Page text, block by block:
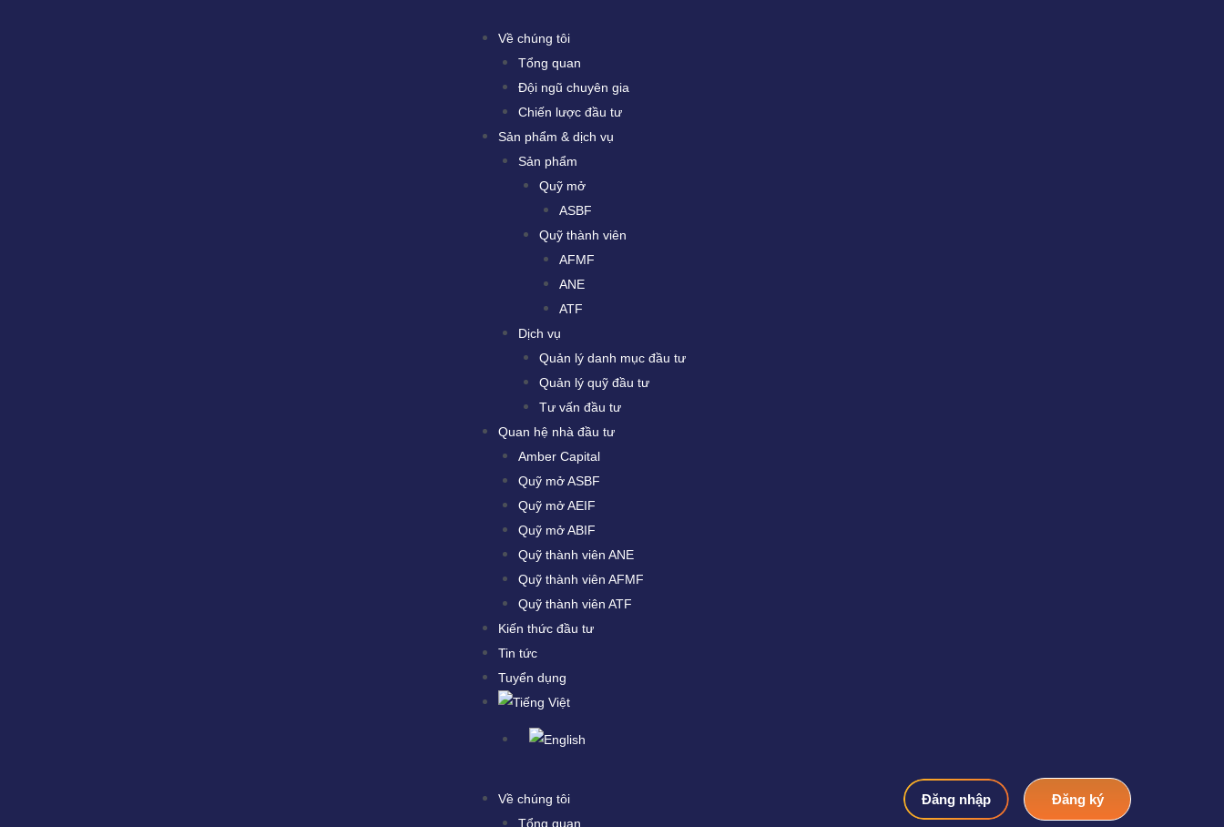
Về chúng tôi
Tổng quan
Đội ngũ chuyên gia
Chiến lược đầu tư
Sản phẩm & dịch vụ
Sản phẩm
Quỹ mở
ASBF
Quỹ thành viên
AFMF
ANE
ATF
Dịch vụ
Quản lý danh mục đầu tư
Quản lý quỹ đầu tư
Tư vấn đầu tư
Quan hệ nhà đầu tư
Amber Capital
Quỹ mở ASBF
Quỹ mở AEIF
Quỹ mở ABIF
Quỹ thành viên ANE
Quỹ thành viên AFMF
Quỹ thành viên ATF
Kiến thức đầu tư
Tin tức
Tuyển dụng
Về chúng tôi
Tổng quan
Đăng nhập Đăng ký